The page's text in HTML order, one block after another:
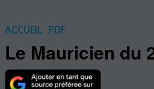
ACCUEIL PDF
Le Mauricien du